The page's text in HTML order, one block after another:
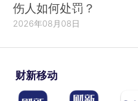
伤人如何处罚？
2026年08月08日
财新移动